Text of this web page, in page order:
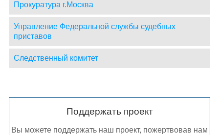
Прокуратура г.Москва
Управление Федеральной службы судебных
приставов
Следственный комитет
Поддержать проект
Вы можете поддержать наш проект, пожертвовав нам